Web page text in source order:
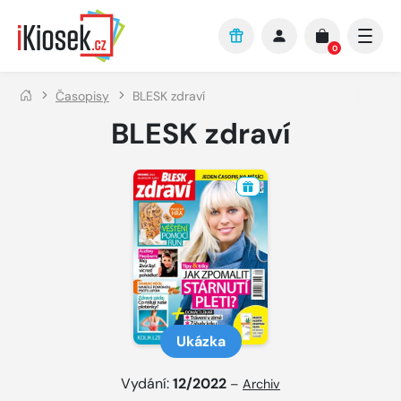
Přejít na hlavní obsah
0
Časopisy BLESK zdraví
BLESK zdraví
Ukázka
Vydání:12/2022 – Archiv